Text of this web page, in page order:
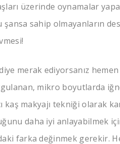
üzerinde oynamalar
sahip olmayanların
merak ediyorsanız hemen
mikro boyutlarda
kaş makyajı tekniği olarak
daha iyi anlayabilmek
farka değinmek gerekir.